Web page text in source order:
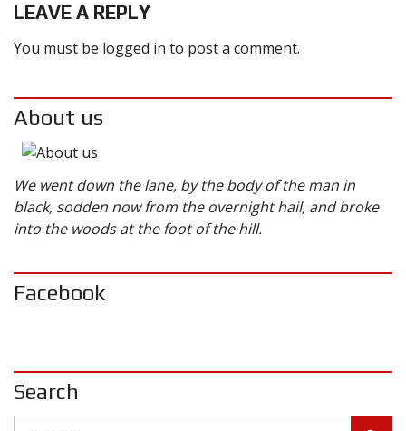
LEAVE A REPLY
You must be logged in to post a comment.
About us
We went down the lane, by the body of the man in
black, sodden now from the overnight hail, and broke
into the woods at the foot of the hill.
Facebook
Search